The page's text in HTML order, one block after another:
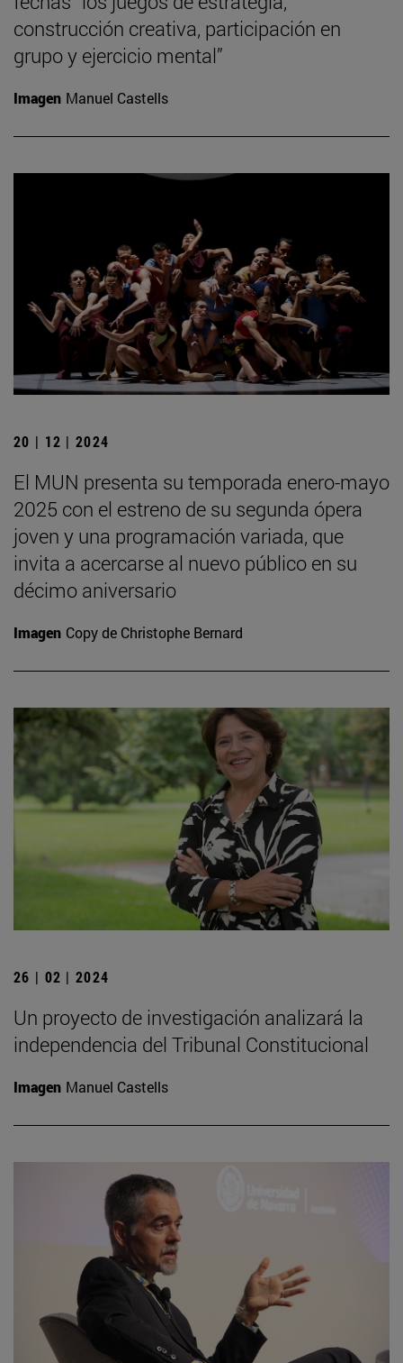
construcción creativa, participación en
grupo y ejercicio mental”
Imagen Manuel Castells
20 | 12 | 2024
El MUN presenta su temporada enero-mayo
2025 con el estreno de su segunda ópera
joven y una programación variada, que
invita a acercarse al nuevo público en su
décimo aniversario
Imagen Copy de Christophe Bernard
26 | 02 | 2024
Un proyecto de investigación analizará la
independencia del Tribunal Constitucional
Imagen Manuel Castells